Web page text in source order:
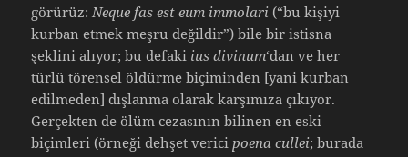
görürüz: Neque fas est eum immolari (“bu kişiyi
kurban etmek meşru değildir”) bile bir istisna
şeklini alıyor; bu defaki ius divinum‘dan ve her
türlü törensel öldürme biçiminden [yani kurban
edilmeden] dışlanma olarak karşımıza çıkıyor.
Gerçekten de ölüm cezasının bilinen en eski
biçimleri (örneği dehşet verici poena cullei; burada